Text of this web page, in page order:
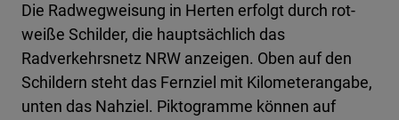
Die Radwegweisung in Herten erfolgt durch rot-
weiße Schilder, die hauptsächlich das
Radverkehrsnetz NRW anzeigen. Oben auf den
Schildern steht das Fernziel mit Kilometerangabe,
unten das Nahziel. Piktogramme können auf